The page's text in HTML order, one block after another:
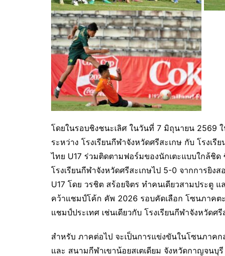
โดยในรอบชิงชนะเลิศ ในวันที่ 7 มิถุนายน 2569
ระหว่าง โรงเรียนกีฬาจังหวัดศรีสะเกษ กับ โรง
ไทย U17 ร่วมติดตามฟอร์มของนักเตะแบบใกล้ชิด
โรงเรียนกีฬาจังหวัดศรีสะเกษไป 5-0 จากการยิ
U17 โดย วรชิต สร้อยจิตร ทำคนเดียวสามประตู
คว้าแชมป์โค้ก คัพ 2026 รอบคัดเลือก โซนภาคต
แชมป์ประเทศ เช่นเดียวกับ โรงเรียนกีฬาจังหวัดศ
สำหรับ ภาคต่อไป จะเป็นการแข่งขันในโซนภาค
และ สนามกีฬาเขาน้อยสเตเดียม จังหวัดกาญจน